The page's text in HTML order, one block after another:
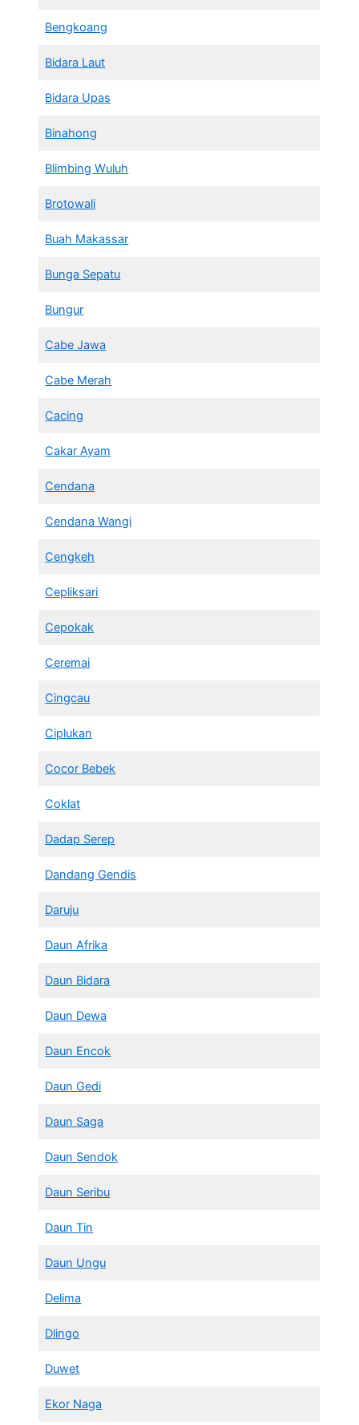
Bengkoang
Bidara Laut
Bidara Upas
Binahong
Blimbing Wuluh
Brotowali
Buah Makassar
Bunga Sepatu
Bungur
Cabe Jawa
Cabe Merah
Cacing
Cakar Ayam
Cendana
Cendana Wangi
Cengkeh
Cepliksari
Cepokak
Ceremai
Cingcau
Ciplukan
Cocor Bebek
Coklat
Dadap Serep
Dandang Gendis
Daruju
Daun Afrika
Daun Bidara
Daun Dewa
Daun Encok
Daun Gedi
Daun Saga
Daun Sendok
Daun Seribu
Daun Tin
Daun Ungu
Delima
Dlingo
Duwet
Ekor Naga